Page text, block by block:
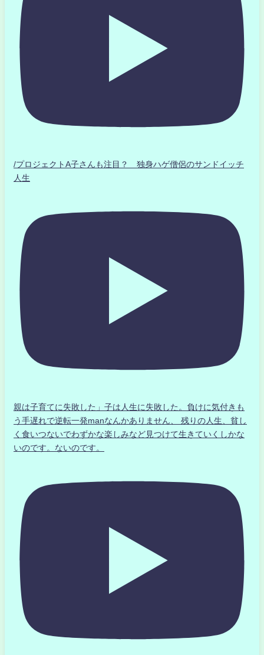
/プロジェクトA子さんも注目？ 独身ハゲ僧侶のサンドイッチ
人生
親は子育てに失敗した」子は人生に失敗した。負けに気付きも
う手遅れで逆転一発manなんかありません、 残りの人生、貧し
く食いつないでわずかな楽しみなど見つけて生きていくしかな
いのです。ないのです。